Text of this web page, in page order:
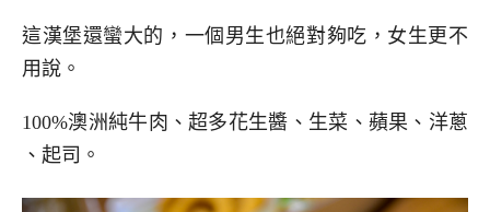
這漢堡還蠻大的，一個男生也絕對夠吃，女生更不
用說。
100%澳洲純牛肉、超多花生醬、生菜、蘋果、洋蔥
、起司。